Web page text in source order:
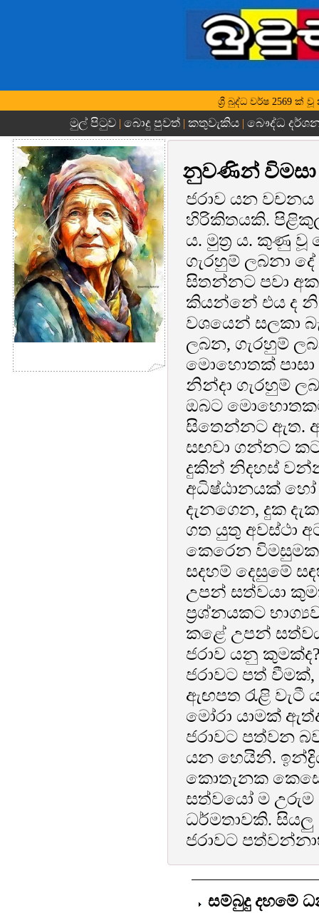
ශ්‍රී බුද්ධ වර්ෂ 2569 ක්
මුල් පිටුව | බොදු පුවත්| කතුවැකිය| බෞද්ධ
නුවණින්
ජරාව යන
හිරිකිතයකි.
ය. මුත්‍ර ය. කුණු වූ
ගැරහුම් ලබනා
සිතන්නට පවා
කියන්නේ එය ද
වශයෙන් සලකා
ලබන, ගැරහුම්
මොහොතක් පාසා
නින්දා ගැරහුම්
ඔබට
සිතෙන්නට ඇත.
සඟවා ගන්නට
දුකින් නිදහස්
අධිෂ්ඨානයක් හෝ
දැනගෙන, දුක
ගත යුතු අවස්ථා
කෙරෙන විමසුමක
සදහම් දෙසුමේ
උපන් සත්වයා
ප්‍රශ්නයකට
කළේ උපන්
ජරාව යනු
ජරාවට පත් වීමක්,
ඇඟපත රැළි වැටී
මෝරා යාමක්
ජරාවට පත්වන
යන හෙයිනි.
කොතැනක කෙසේ
සත්වයෝ ම
ධර්මතාවකි.
ජරාවට
සම්බුදු දහමේ